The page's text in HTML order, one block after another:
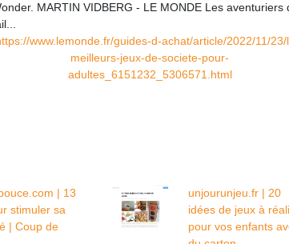
MARTIN VIDBERG - LE MONDE Les aventuriers
www.lemonde.fr/guides-d-achat/article/2022/11/23/
meilleurs-jeux-de-societe-pour-
adultes_6151232_5306571.html
| 13
stimuler sa
| Coup de
unjourunjeu.fr | 20
idées de jeux à
pour vos enfants